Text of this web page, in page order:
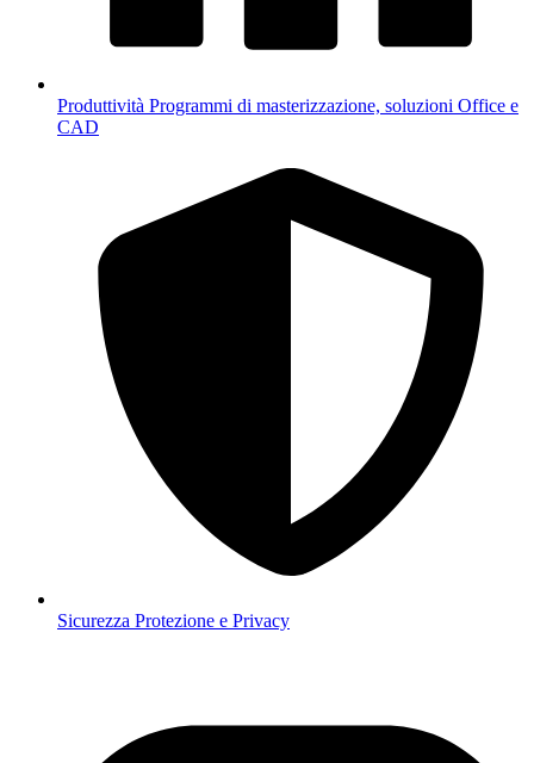
Produttività Programmi di masterizzazione, soluzioni Office e
CAD
Sicurezza Protezione e Privacy